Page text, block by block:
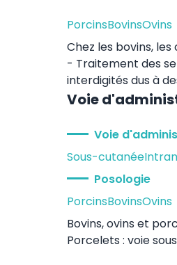
PorcinsBovinsOvins
Chez les bovins,
- Traitement des
interdigités dus à
Voie
Voie
Sous-cutanée
Posologie
PorcinsBovinsOvins
Bovins, ovins et
Porcelets : voie